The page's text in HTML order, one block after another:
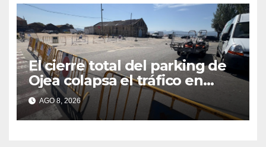
El cierre total del parking de
Ojea colapsa el tráfico en
Cangas
AGO 8, 2026